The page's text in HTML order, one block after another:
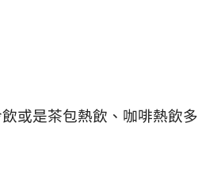
或是茶包熱飲、咖啡熱飲多